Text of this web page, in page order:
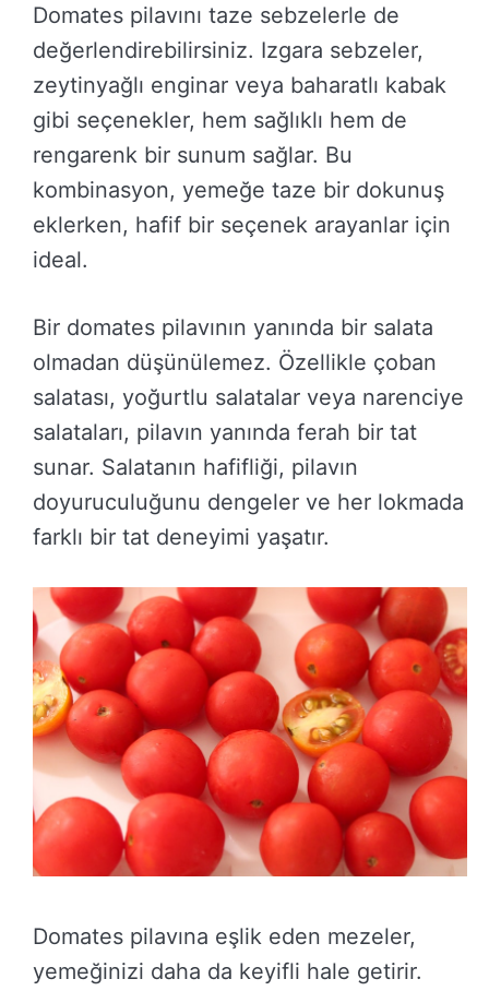
Domates pilavını taze sebzelerle de
değerlendirebilirsiniz. Izgara sebzeler,
zeytinyağlı enginar veya baharatlı kabak
gibi seçenekler, hem sağlıklı hem de
rengarenk bir sunum sağlar. Bu
kombinasyon, yemeğe taze bir dokunuş
eklerken, hafif bir seçenek arayanlar için
ideal.
Bir domates pilavının yanında bir salata
olmadan düşünülemez. Özellikle çoban
salatası, yoğurtlu salatalar veya narenciye
salataları, pilavın yanında ferah bir tat
sunar. Salatanın hafifliği, pilavın
doyuruculuğunu dengeler ve her lokmada
farklı bir tat deneyimi yaşatır.
Domates pilavına eşlik eden mezeler,
yemeğinizi daha da keyifli hale getirir.